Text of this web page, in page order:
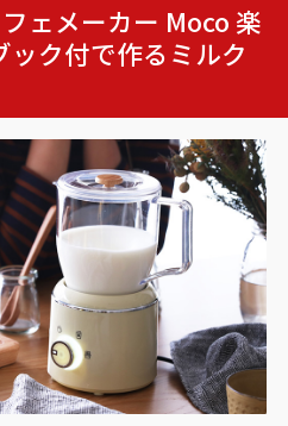
ェメーカー Moco 楽
ック付で作るミルク